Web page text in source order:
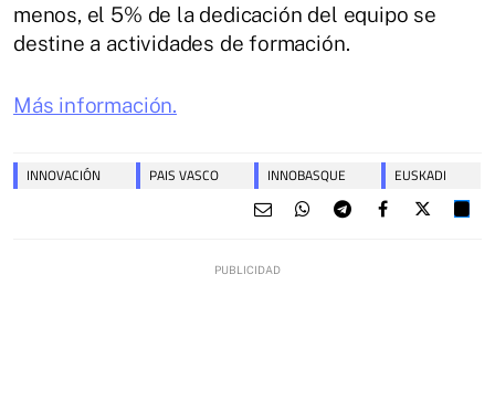
menos, el 5% de la dedicación del equipo se
destine a actividades de formación.
Más información.
INNOVACIÓN PAIS VASCO INNOBASQUE EUSKADI